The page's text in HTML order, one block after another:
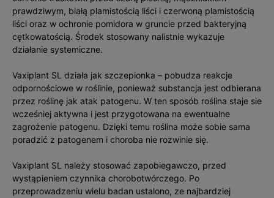
prawdziwym, białą plamistością liści i czerwoną plamistością
liści oraz w ochronie pomidora w gruncie przed bakteryjną
cętkowatością. Środek stosowany nalistnie wykazuje
działanie systemiczne.
Vaxiplant SL działa jak szczepionka – pobudza reakcje
odpornościowe w roślinie, ponieważ substancja jest odbierana
przez roślinę jak atak patogenu. W ten sposób roślina staje sie
wcześniej aktywna i jest przygotowana na ewentualne
zagrożenie patogenu. Dzięki temu roślina może sobie sama
poradzić z patogenem i choroba nie rozwinie się.
Vaxiplant SL należy stosować zapobiegawczo, przed
wystąpieniem czynnika chorobotwórczego. Po
przeprowadzeniu wielu badan ustalono, ze najbardziej